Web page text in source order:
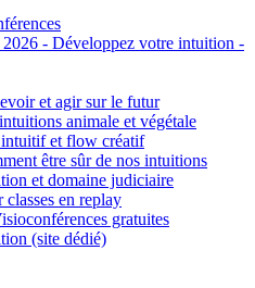
2026 - Développez votre intuition -
et agir sur le futur
animale et végétale
et flow créatif
être sûr de nos intuitions
et domaine judiciaire
classes en replay
gratuites
(site dédié)